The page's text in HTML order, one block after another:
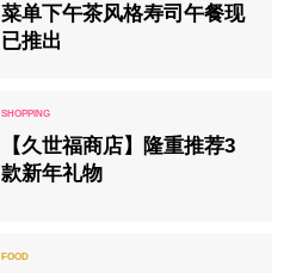
菜单下午茶风格寿司午餐现
已推出
【久世福商店】隆重推荐3
款新年礼物